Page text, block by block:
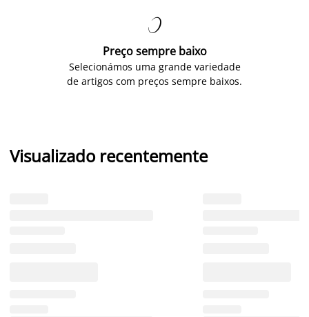

Preço sempre baixo
Selecionámos uma grande variedade
de artigos com preços sempre baixos.
Visualizado recentemente